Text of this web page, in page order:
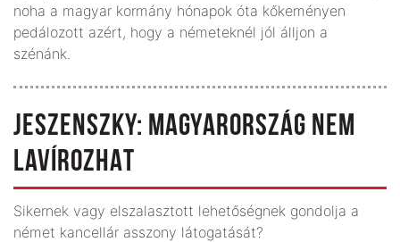
noha a magyar kormány hónapok óta kőkeményen
pedálozott azért, hogy a németeknél jól álljon a
szénánk.
JESZENSZKY: MAGYARORSZÁG NEM
LAVÍROZHAT
Sikernek vagy elszalasztott lehetőségnek gondolja a
német kancellár asszony látogatását?